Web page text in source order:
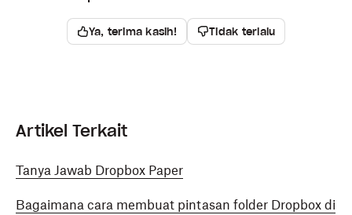
Ya, terima kasih! Tidak terlalu
Artikel Terkait
Tanya Jawab Dropbox Paper
Bagaimana cara membuat pintasan folder Dropbox di